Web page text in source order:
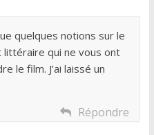
quelques notions sur le
littéraire qui ne vous ont
le film. J’ai laissé un
Répondre